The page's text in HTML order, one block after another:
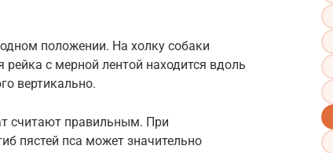
положении. На холку собаки
с мерной лентой находится вдоль
вертикально.
считают правильным. При
пястей пса может значительно